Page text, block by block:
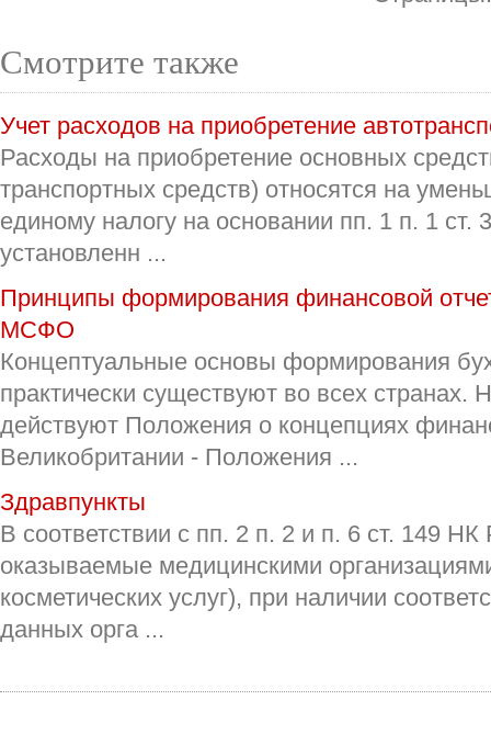
Смотрите также
Учет расходов на приобретение
Расходы на приобретение основных
транспортных средств) относятся на
единому налогу на основании пп. 1 п. 1
установленн ...
Принципы формирования финансовой
МСФО
Концептуальные основы формирования
практически существуют во всех
действуют Положения о концепциях
Великобритании - Положения ...
Здравпункты
В соответствии с пп. 2 п. 2 и п. 6 ст. 149
оказываемые медицинскими
косметических услуг), при наличии
данных орга ...